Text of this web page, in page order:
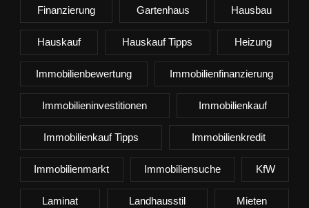
Finanzierung Gartenhaus Hausbau
Hauskauf Hauskauf Tipps Heizung
Immobilienbewertung Immobilienfinanzierung
Immobilieninvestitionen Immobilienkauf
Immobilienkauf Tipps Immobilienkredit
Immobilienmarkt Immobiliensuche KfW
Laminat Landhausstil Mieten